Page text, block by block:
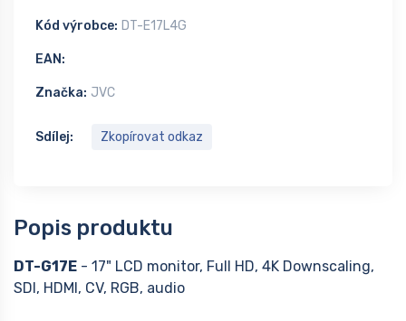
Kód výrobce: DT-E17L4G
EAN:
Značka: JVC
Sdílej: Zkopírovat odkaz
Popis produktu
DT-G17E - 17" LCD monitor, Full HD, 4K Downscaling,
SDI, HDMI, CV, RGB, audio